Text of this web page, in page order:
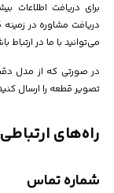
برای دریافت اطلاعات
دریافت مشاوره در
می‌توانید با ما در ارتباط
در صورتی که از مدل
تصویر قطعه را ارسال
راه‌های ارتباطی
شماره تماس